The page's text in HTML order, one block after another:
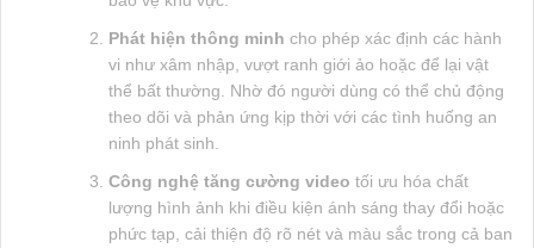
Phát hiện thông minh cho phép xác định các hành
vi như xâm nhập, vượt ranh giới ảo hoặc để lại vật
thể bất thường. Nhờ đó người dùng có thể chủ động
theo dõi và phản ứng kịp thời với các tình huống an
ninh phát sinh.
Công nghệ tăng cường video tối ưu hóa chất
lượng hình ảnh khi điều kiện ánh sáng thay đổi hoặc
phức tạp, cải thiện độ rõ nét và màu sắc trong cả ban